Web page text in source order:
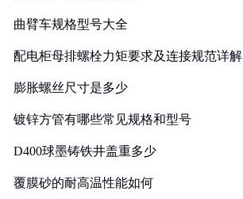
曲臂车规格型号大全
配电柜母排螺栓力矩要求及连接规范详解
膨胀螺丝尺寸是多少
镀锌方管有哪些常见规格和型号
D400球墨铸铁井盖重多少
覆膜砂的耐高温性能如何